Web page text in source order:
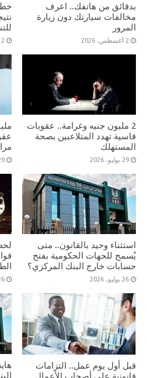
بدقائق من هاتفك.. اعرف
مخالفات سيارتك دون زيارة
المرور
2 أغسطس، 2026 2 أغسطس، 2026
2 مليون جنيه وغرامة.. عقوبات
قاسية تهدد المتلاعبين بصحة
المستهلك
29 يوليو، 2026 29
استثناء وحيد بالقانون.. متى
يُسمح للجهات الحكومية بفتح
حسابات خارج البنك المركزي؟
26 يوليو، 2026 26
قبل أول يوم عمل.. التزامات